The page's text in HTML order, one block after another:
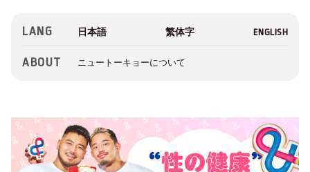
LANG
ABOUT ニュートーキョーについて